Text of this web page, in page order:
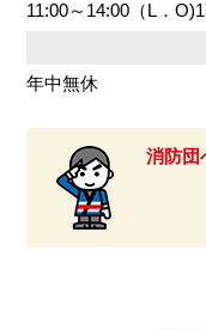
11:00～14:00（L．
年中無休
消防団